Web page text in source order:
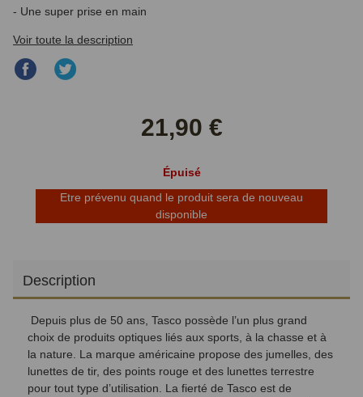
- Une super prise en main
Voir toute la description
Partager
21,90 €
Épuisé
Etre prévenu quand le produit sera de nouveau
disponible
Description
Depuis plus de 50 ans, Tasco possède l’un plus grand
choix de produits optiques liés aux sports, à la chasse et à
la nature. La marque américaine propose des jumelles, des
lunettes de tir, des points rouge et des lunettes terrestre
pour tout type d’utilisation. La fierté de Tasco est de